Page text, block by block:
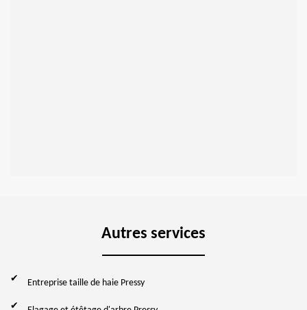
Autres services
Entreprise taille de haie Pressy